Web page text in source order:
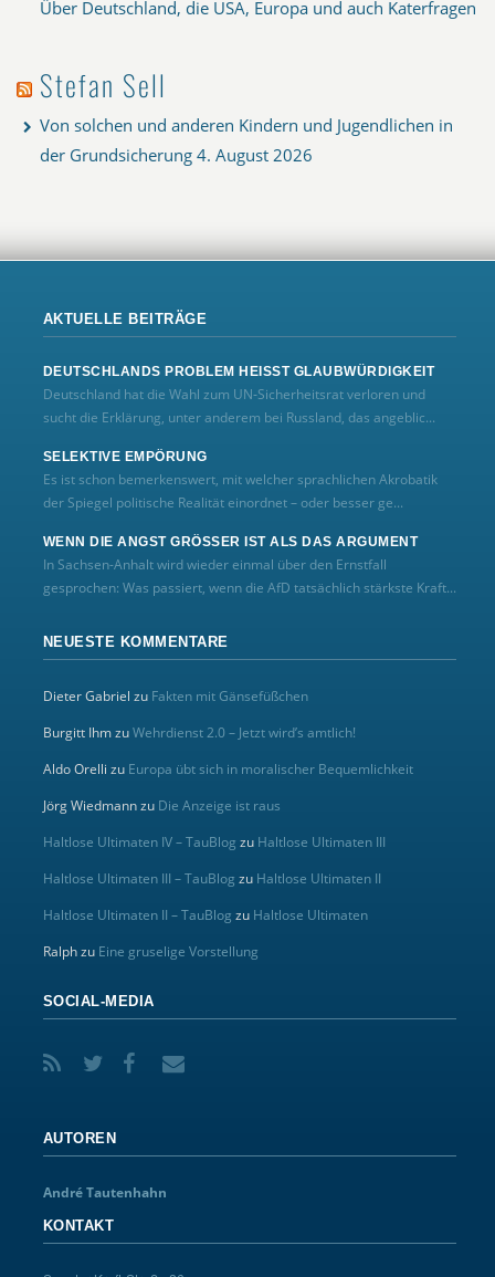
Über Deutschland, die USA, Europa und auch Katerfragen
Stefan Sell
Von solchen und anderen Kindern und Jugendlichen in
der Grundsicherung 4. August 2026
AKTUELLE BEITRÄGE
DEUTSCHLANDS PROBLEM HEISST GLAUBWÜRDIGKEIT
Deutschland hat die Wahl zum UN‑Sicherheitsrat verloren und
sucht die Erklärung, unter anderem bei Russland, das angeblic...
SELEKTIVE EMPÖRUNG
Es ist schon bemerkenswert, mit welcher sprachlichen Akrobatik
der Spiegel politische Realität einordnet – oder besser ge...
WENN DIE ANGST GRÖSSER IST ALS DAS ARGUMENT
In Sachsen-Anhalt wird wieder einmal über den Ernstfall
gesprochen: Was passiert, wenn die AfD tatsächlich stärkste Kraft...
NEUESTE KOMMENTARE
Dieter Gabriel zu Fakten mit Gänsefüßchen
Burgitt IhmzuWehrdienst 2.0 – Jetzt wird’s amtlich!
Aldo Orelli zu Europa übt sich in moralischer Bequemlichkeit
Jörg Wiedmannzu Die Anzeige ist raus
Haltlose Ultimaten IV – TauBlog zu Haltlose Ultimaten III
Haltlose Ultimaten III – TauBlog zu Haltlose Ultimaten II
Haltlose Ultimaten II – TauBlog zu Haltlose Ultimaten
Ralphzu Eine gruselige Vorstellung
SOCIAL-MEDIA
AUTOREN
André Tautenhahn
KONTAKT